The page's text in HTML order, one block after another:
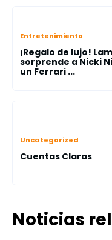
Entretenimiento
¡Regalo de lujo!
sorprende a Nicki
un Ferrari ...
Uncategorized
Cuentas Claras
Noticias